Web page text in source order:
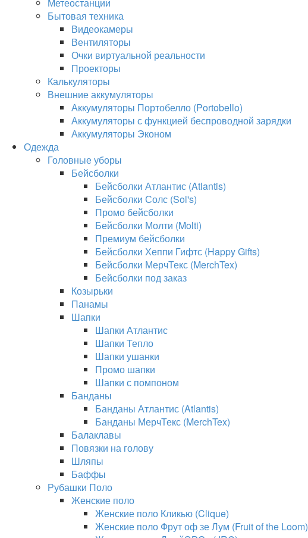
Бытовая техника
Видеокамеры
Вентиляторы
Очки виртуальной реальности
Проекторы
Калькуляторы
Внешние аккумуляторы
Аккумуляторы Портобелло (Portobello)
Аккумуляторы с функцией беспроводной зарядки
Аккумуляторы Эконом
Одежда
Головные уборы
Бейсболки
Бейсболки Атлантис (Atlantis)
Бейсболки Солс (Sol's)
Промо бейсболки
Бейсболки Молти (Molti)
Премиум бейсболки
Бейсболки Хеппи Гифтс (Happy Gifts)
Бейсболки МерчТекс (MerchTex)
Бейсболки под заказ
Козырьки
Панамы
Шапки
Шапки Атлантис
Шапки Тепло
Шапки ушанки
Промо шапки
Шапки с помпоном
Банданы
Банданы Атлантис (Atlantis)
Банданы МерчТекс (MerchTex)
Балаклавы
Повязки на голову
Шляпы
Баффы
Рубашки Поло
Женские поло
Женские поло Кликью (Clique)
Женские поло Фрут оф зе Лум (Fruit of the Loom)